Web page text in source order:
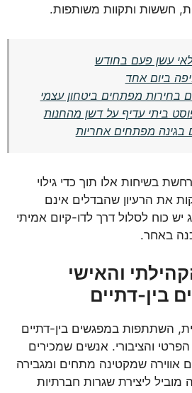
חששות ותקוות משותפות.
עשן פעם בחודש
ביום אחד
בחירות מפתחים ביטחון עצמי
ביתי עדיף על דשן מהחנות
בגינה מפתחים אחריות
בשיחות אלו תוך כדי גילוי
את הרעיון שהבדלים אינם
יש כוח לסלול דרך לדו-קיום אמיתי
באחר.
והאישי
בין-דתיים
השתתפות במפגשים בין-דתיים
והציבורי. אנשים שמכירים
אווירה שמקטינה מתחים ומגבירה
מוביל ליצירת שגרות חברתיות